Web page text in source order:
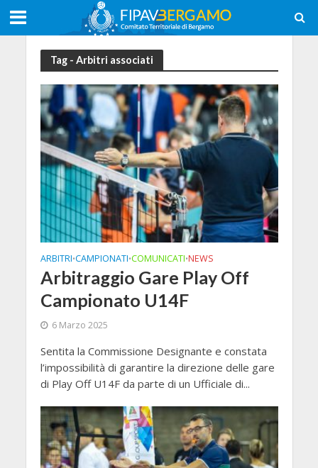
Tag - Arbitri associati
ARBITRI•CAMPIONATI•COMUNICATI•NEWS
Arbitraggio Gare Play Off
Campionato U14F
6 Marzo 2025
Sentita la Commissione Designante e constata
l’impossibilità di garantire la direzione delle gare
di Play Off U14F da parte di un Ufficiale di...